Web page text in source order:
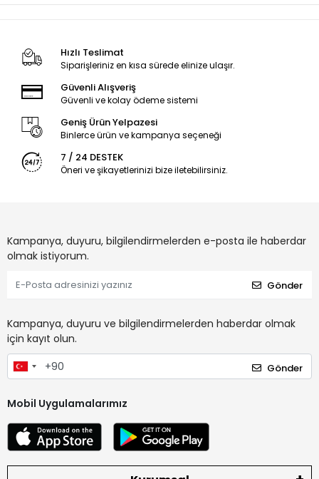
Hızlı Teslimat
Siparişleriniz en kısa sürede elinize ulaşır.
Güvenli Alışveriş
Güvenli ve kolay ödeme sistemi
Geniş Ürün Yelpazesi
Binlerce ürün ve kampanya seçeneği
7 / 24 DESTEK
Öneri ve şikayetlerinizi bize iletebilirsiniz.
Kampanya, duyuru, bilgilendirmelerden e-posta ile haberdar
olmak istiyorum.
Gönder
Kampanya, duyuru ve bilgilendirmelerden haberdar olmak
için kayıt olun.
Gönder
Mobil Uygulamalarımız